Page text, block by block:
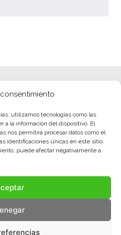
utilizamos tecnologías como las
a la información del dispositivo. El
nos permitirá procesar datos como el
identificaciones únicas en este sitio.
puede afectar negativamente a